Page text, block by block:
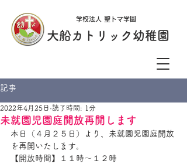
学校法人 聖トマ学園
大船カトリック幼稚園
記事
未就園児園庭開放再開します
2022年4月25日 読了時間: 1分
本日（４月２５日）より、未就園児園庭開放
を再開いたします。
【開放時間】１１時～１２時